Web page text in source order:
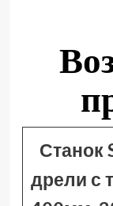
Станок
дрели с